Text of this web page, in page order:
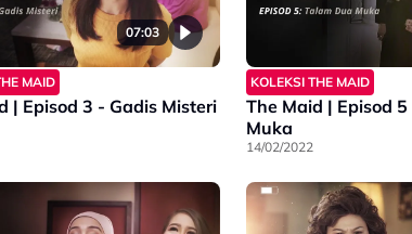
07:03
MAID
| Episod 3 - Gadis Misteri
KOLEKSI THE MAID
The Maid | Episod
Muka
14/02/2022